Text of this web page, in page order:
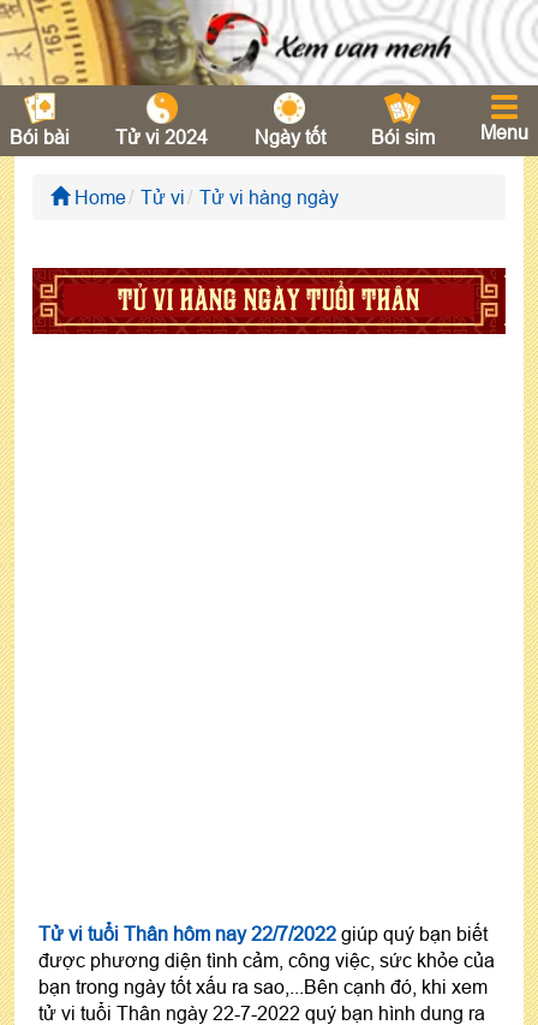
Bói bài Tử vi 2024 Ngày tốt Bói sim Menu
Home Tử vi Tử vi hàng ngày
TỬ VI HÀNG NGÀY TUỔI THÂN
Tử vi tuổi Thân hôm nay 22/7/2022 giúp quý bạn biết
được phương diện tình cảm, công việc, sức khỏe của
bạn trong ngày tốt xấu ra sao,...Bên cạnh đó, khi xem
tử vi tuổi Thân ngày 22-7-2022 quý bạn hình dung ra